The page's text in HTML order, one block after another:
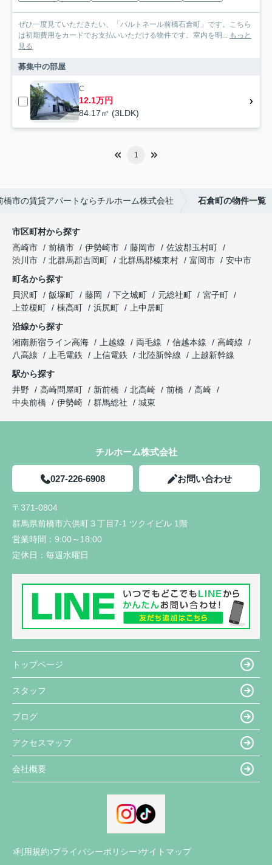
ぜひ一度見ていただきたい、「パルトネール前橋石倉町」です。こちら
は初期費用をカードでお支払いいただける物件です。室内を明... もっと
見る
募集中の部屋
C
12.1万円
84.17㎡ (3LDK)
1
橋市の賃貸アパートならチルホーム株式会社 石倉町の物件一覧
市区町村から探す
高崎市
前橋市 伊勢崎市 藤岡市
佐波郡玉村町
渋川市
北群馬郡吉岡町 北群馬郡榛東村 富岡市
安中市
町名から探す
貝沢町
飯塚町 藤岡 下之城町 元総社町
宮子町
上並榎町
棟高町 浜尻町
上中居町
沿線から探す
湘南新宿ライン高海
上越線 両毛線 信越本線
高崎線
八高線
上毛電鉄 上信電鉄 北陸新幹線
上越新幹線
駅から探す
井野
高崎問屋町 新前橋 北高崎 前橋
高崎
中央前橋
伊勢崎 群馬総社 城東
チルホーム株式会社
027-226-6908 お問い合わせ
〒371-0804
群馬県前橋市六供町３丁目7-1 ツクイビル 1階
営業時間： 9:00～18:00
定休日： 毎週水曜日
トップページ
スタッフ
ブログ
アクセスマップ
会社概要
利用規約 プライバシーポリシー サイトマップ